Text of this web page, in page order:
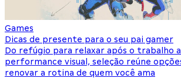
Games
Dicas de presente para o seu pai gamer
Do refúgio para relaxar após o trabalho
performance visual, seleção reúne
renovar a rotina de quem você ama